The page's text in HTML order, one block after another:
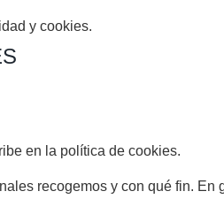
y cookies.
en la política de cookies.
recogemos y con qué fin. En